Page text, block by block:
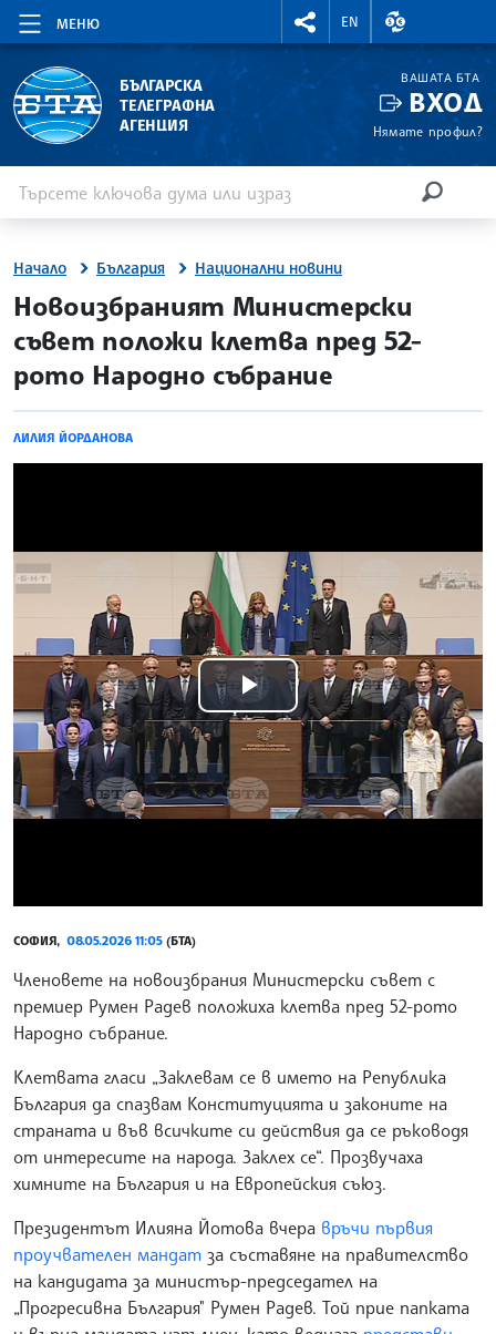
МЕНЮ
RIGHTMENU.SOCIAL
EN
ВАЛУТНИ
БЪЛГАРСКА
ТЕЛЕГРАФНА
АГЕНЦИЯ
ВАШАТА БТА
ВХОД
Нямате профил?
Начало България Национални новини
site.bta
Новоизбраният Министерски
съвет положи клетва пред 52-
рото Народно събрание
ЛИЛИЯ ЙОРДАНОВА
Play
Video
СОФИЯ, 08.05.2026 11:05 (БТА)
Членовете на новоизбрания Министерски съвет с
премиер Румен Радев положиха клетва пред 52-рото
Народно събрание.
Клетвата гласи „Заклевам се в името на Република
България да спазвам Конституцията и законите на
страната и във всичките си действия да се ръководя
от интересите на народа. Заклех се“. Прозвучаха
химните на България и на Европейския съюз.
Президентът Илияна Йотова вчера връчи първия
проучвателен мандат за съставяне на правителство
на кандидата за министър-председател на
„Прогресивна България" Румен Радев. Той прие папката